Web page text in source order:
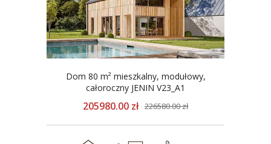
Dom 80 m² mieszkalny, modułowy,
całoroczny JENIN V23_A1
205980.00 zł 226580.00 zł